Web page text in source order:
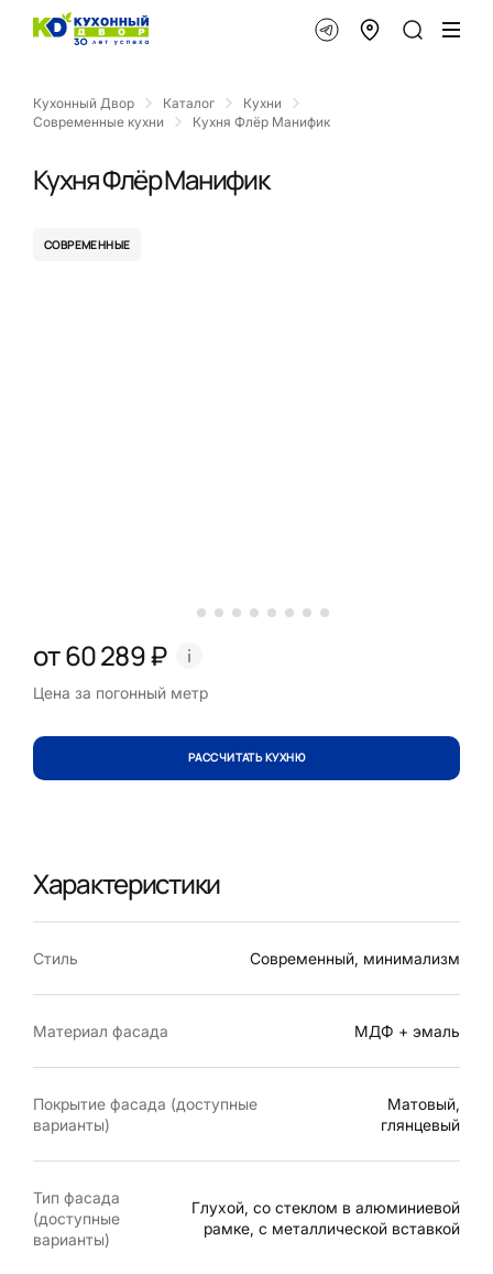
Кухонный Двор Каталог
Кухни
Современные кухни
Кухня Флёр Манифик
Кухня Флёр Манифик
СОВРЕМЕННЫЕ
от 60 289 ₽
Цена за погонный метр
РАССЧИТАТЬ КУХНЮ
Характеристики
Стиль Современный, минимализм
Материал фасада МДФ + эмаль
Покрытие фасада (доступные
варианты)
Матовый,
глянцевый
Тип фасада
(доступные
варианты)
Глухой, со стеклом в алюминиевой
рамке, с металлической вставкой